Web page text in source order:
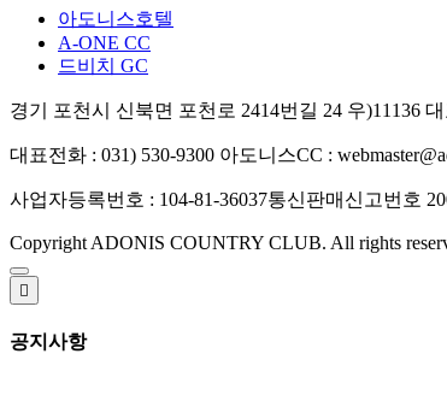
아도니스호텔
A-ONE CC
드비치 GC
경기 포천시 신북면 포천로 2414번길 24 우)11136
대표전화 : 031) 530-9300 아도니스CC :
사업자등록번호 : 104-81-36037통신판매신고번호
Copyright ADONIS COUNTRY CLUB. All rights

공지사항